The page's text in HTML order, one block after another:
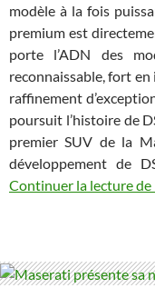
modèle à la fois
premium est
porte l’ADN des
reconnaissable, fort
raffinement
poursuit l’histoire de
premier SUV de la
développement de
Continuer la lecture de